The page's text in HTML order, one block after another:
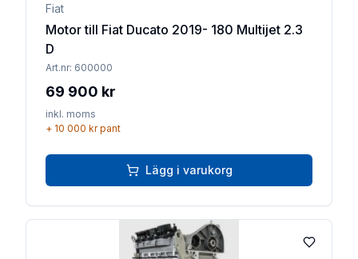
Fiat
Motor till Fiat Ducato 2019- 180 Multijet 2.3
D
Art.nr: 600000
69 900 kr
inkl. moms
+ 10 000 krpant
Lägg i varukorg
Lägg till